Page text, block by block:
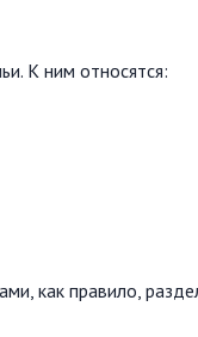
К ним относятся:
как правило,